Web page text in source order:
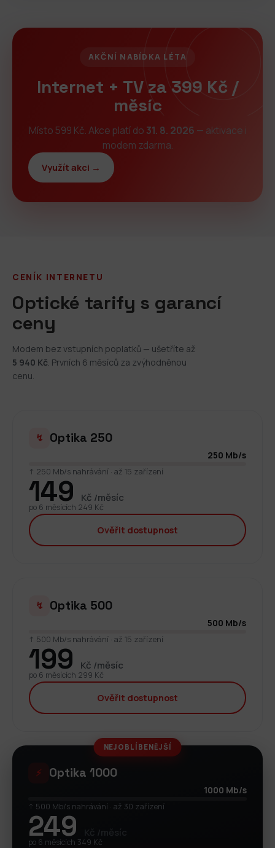
AKČNÍ NABÍDKA LÉTA
Internet + TV za 399 Kč /
měsíc
Místo 599 Kč. Akce platí do 31. 8. 2026 — aktivace i
modem zdarma.
Využít akci →
CENÍK INTERNETU
Optické tarify s garancí
ceny
Modem bez vstupních poplatků — ušetříte až
5 940 Kč . Prvních 6 měsíců za zvýhodněnou
cenu.
↯ Optika 250
250 Mb/s
↑ 250 Mb/s nahrávání · až 15 zařízení
149 Kč /měsíc
po 6 měsících 249 Kč
Ověřit dostupnost
↯ Optika 500
500 Mb/s
↑ 500 Mb/s nahrávání · až 15 zařízení
199 Kč /měsíc
po 6 měsících 299 Kč
Ověřit dostupnost
NEJOBLÍBENĚJŠÍ
⚡ Optika 1000
1000 Mb/s
↑ 500 Mb/s nahrávání · až 30 zařízení
249
po 6 měsících 349 Kč